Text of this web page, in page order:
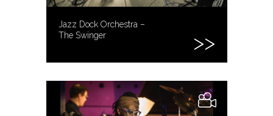
Jazz Dock Orchestra –
The Swinger